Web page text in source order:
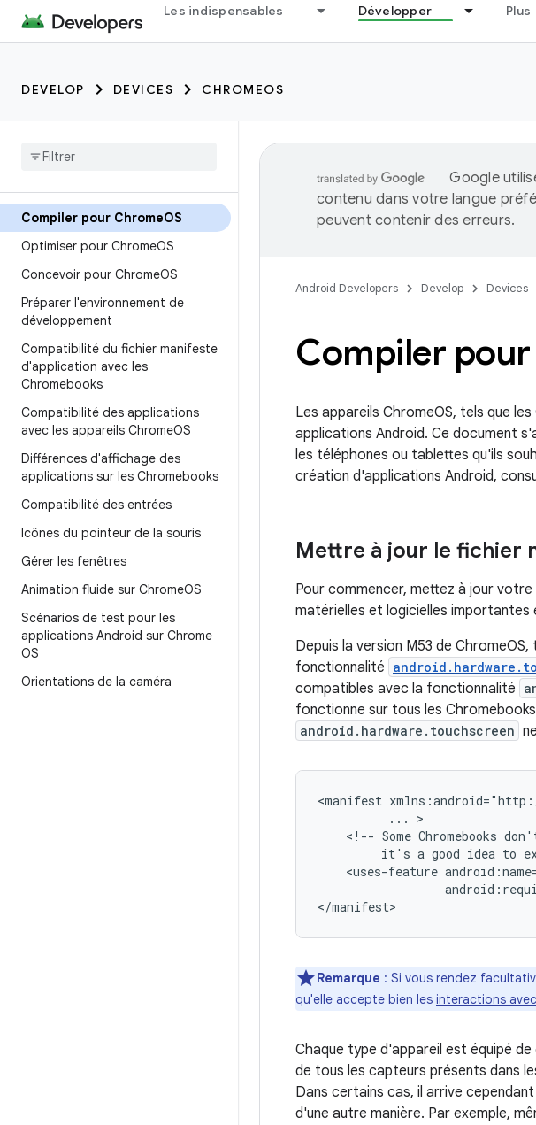
Les indispensables Développer Plus
DEVELOP DEVICES CHROMEOS
Compiler pour ChromeOS
Optimiser pour ChromeOS
Concevoir pour ChromeOS
Préparer l'environnement de
développement
Compatibilité du fichier manifeste
d'application avec les
Chromebooks
Compatibilité des applications
avec les appareils ChromeOS
Différences d'affichage des
applications sur les Chromebooks
Compatibilité des entrées
Icônes du pointeur de la souris
Gérer les fenêtres
Animation fluide sur ChromeOS
Scénarios de test pour les
applications Android sur Chrome
OS
Orientations de la caméra
Google
contenu dans votre langue
peuvent contenir des erreurs.
Android Developers Develop Devices
Compiler
Les appareils ChromeOS, tels que
applications Android. Ce document
les téléphones ou tablettes qu'ils
création d'applications Android,
Mettre à jour le fichier
Pour commencer, mettez à jour
matérielles et logicielles
Depuis la version M53 de
fonctionnalité
compatibles avec la fonctionnalité
fonctionne sur tous les
android.hardware.touchscreen
<manifest
...
<!-- Some Chromebooks
it's a good idea to
<uses-feature
Remarque : Si vous rendez
qu'elle accepte bien les interactions
Chaque type d'appareil est équipé
de tous les capteurs présents dans
Dans certains cas, il arrive
d'une autre manière. Par exemple,